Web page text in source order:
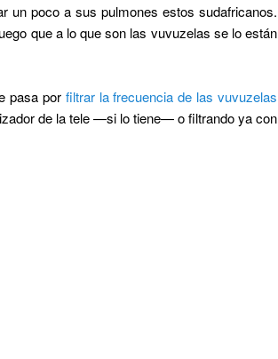
un poco a sus pulmones estos sudafricanos.
que a lo que son las vuvuzelas se lo están
pasa por filtrar la frecuencia de las vuvuzelas
de la tele —si lo tiene— o filtrando ya con